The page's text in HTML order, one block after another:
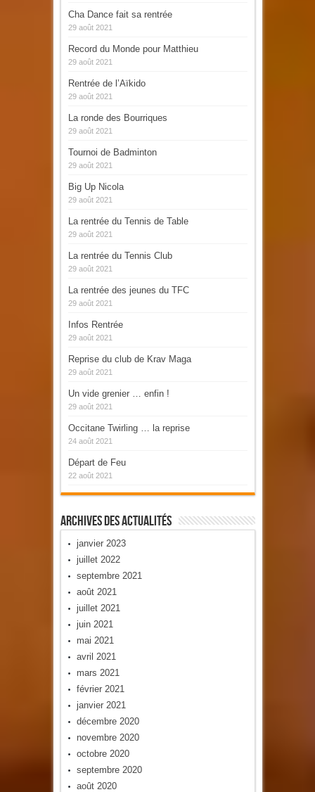
Cha Dance fait sa rentrée
29 août 2021
Record du Monde pour Matthieu
29 août 2021
Rentrée de l’Aïkido
29 août 2021
La ronde des Bourriques
29 août 2021
Tournoi de Badminton
29 août 2021
Big Up Nicola
29 août 2021
La rentrée du Tennis de Table
29 août 2021
La rentrée du Tennis Club
29 août 2021
La rentrée des jeunes du TFC
29 août 2021
Infos Rentrée
29 août 2021
Reprise du club de Krav Maga
29 août 2021
Un vide grenier … enfin !
29 août 2021
Occitane Twirling … la reprise
24 août 2021
Départ de Feu
22 août 2021
Archives Des Actualités
janvier 2023
juillet 2022
septembre 2021
août 2021
juillet 2021
juin 2021
mai 2021
avril 2021
mars 2021
février 2021
janvier 2021
décembre 2020
novembre 2020
octobre 2020
septembre 2020
août 2020